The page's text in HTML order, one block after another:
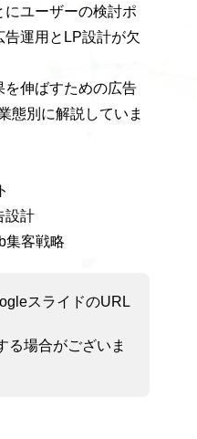
ユーザーの検討ポ
運用とLP設計が欠
を伸ばすための広告
態別に解説していま
設計
集客戦略
スライドのURL
る場合がございま